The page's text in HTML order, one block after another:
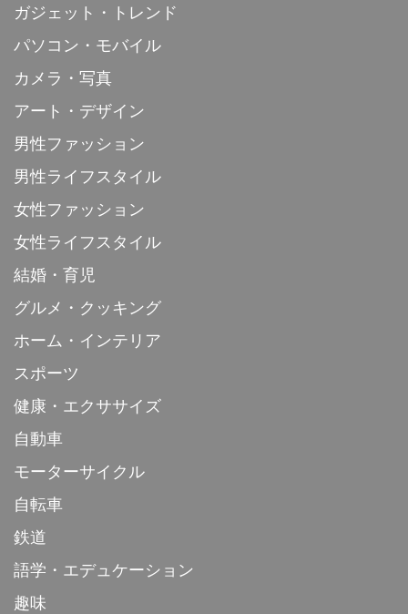
ガジェット・トレンド
パソコン・モバイル
カメラ・写真
アート・デザイン
男性ファッション
男性ライフスタイル
女性ファッション
女性ライフスタイル
結婚・育児
グルメ・クッキング
ホーム・インテリア
スポーツ
健康・エクササイズ
自動車
モーターサイクル
自転車
鉄道
語学・エデュケーション
趣味